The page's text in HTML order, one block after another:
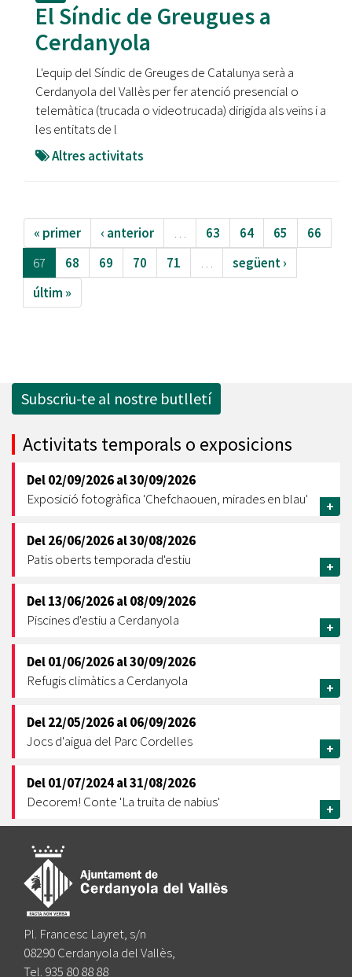
El Síndic de Greugues a
Cerdanyola
L'equip del Síndic de Greuges de Catalunya serà a
Cerdanyola del Vallès per fer atenció presencial o
telemàtica (trucada o videotrucada) dirigida als veïns i a
les entitats de l
Altres activitats
« primer ‹ anterior … 63 64 65
66
67
68 69 70 71 …
següent ›
últim »
Subscriu-te al nostre butlletí
Activitats temporals o exposicions
Del02/09/2026al30/09/2026
Exposició fotogràfica 'Chefchaouen, mirades en blau'
+
Del26/06/2026al30/08/2026
Patis oberts temporada d'estiu
+
Del13/06/2026al08/09/2026
Piscines d'estiu a Cerdanyola
+
Del01/06/2026al30/09/2026
Refugis climàtics a Cerdanyola
+
Del22/05/2026al06/09/2026
Jocs d'aigua del Parc Cordelles
+
Del01/07/2024al31/08/2026
Decorem! Conte 'La truita de nabius'
+
Pl. Francesc Layret, s/n
08290 Cerdanyola del Vallès,
Tel. 935 80 88 88